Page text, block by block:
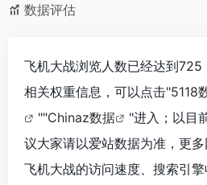
数据评估
飞机大战浏览人数已经达到725
相关权重信息，可以点击"5118
""Chinaz数据
"进入；以目
议大家请以爱站数据为准，更多
飞机大战的访问速度、搜索引